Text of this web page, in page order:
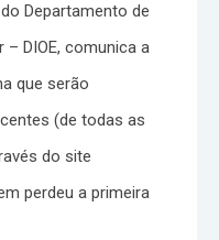
Departamento de
– DIOE, comunica a
que serão
(de todas as
do site
perdeu a primeira